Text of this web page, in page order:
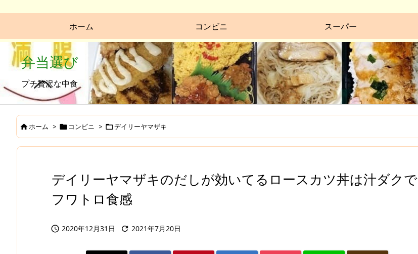
ホーム コンビニ スーパー
弁当選び
プチ贅沢な中食
ホーム >  コンビニ > デイリーヤマザキ
デイリーヤマザキのだしが効いてるロースカツ丼は汁ダクで
フワトロ食感
 2020年12月31日  2021年7月20日